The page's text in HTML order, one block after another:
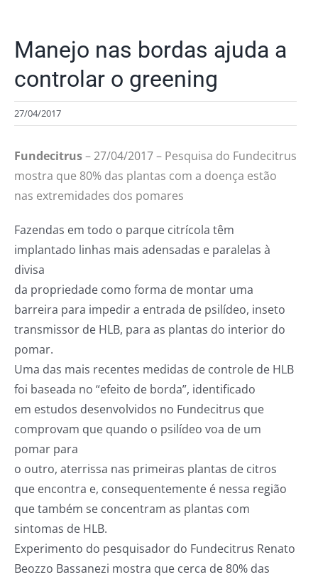
Manejo nas bordas ajuda a
controlar o greening
27/04/2017
Fundecitrus– 27/04/2017 – Pesquisa do Fundecitrus
mostra que 80% das plantas com a doença estão
nas extremidades dos pomares
Fazendas em todo o parque citrícola têm
implantado linhas mais adensadas e paralelas à
divisa
da propriedade como forma de montar uma
barreira para impedir a entrada de psilídeo, inseto
transmissor de HLB, para as plantas do interior do
pomar.
Uma das mais recentes medidas de controle de HLB
foi baseada no “efeito de borda”, identificado
em estudos desenvolvidos no Fundecitrus que
comprovam que quando o psilídeo voa de um
pomar para
o outro, aterrissa nas primeiras plantas de citros
que encontra e, consequentemente é nessa região
que também se concentram as plantas com
sintomas de HLB.
Experimento do pesquisador do Fundecitrus Renato
Beozzo Bassanezi mostra que cerca de 80% das